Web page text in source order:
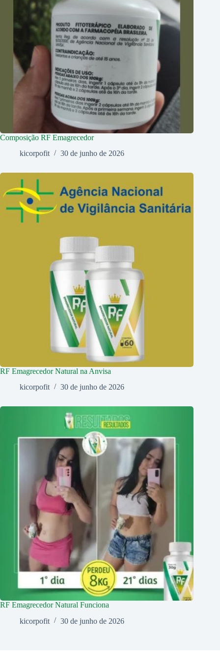
Composição RF Emagrecedor
kicorpofit
30 de junho de 2026
RF Emagrecedor Natural na Anvisa
kicorpofit
30 de junho de 2026
RF Emagrecedor Natural Funciona
kicorpofit
30 de junho de 2026